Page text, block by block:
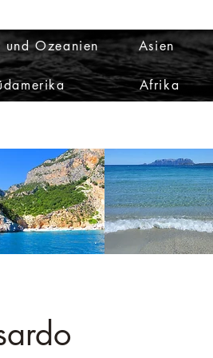
und Ozeanien Asien
Afrika